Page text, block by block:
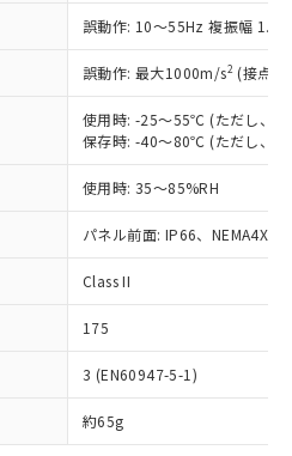
誤動作: 10～55Hz 複振幅
誤動作: 最大1000m/s2 (接点
使用時: -25～55℃ (ただし、氷
保存時: -40～80℃ (ただし、氷
使用時: 35～85%RH
パネル前面: IP66、NEMA4X,
Class II
175
3 (EN60947-5-1)
約65g
新日時点での社内デー
されるものであり、閲
での実際の在庫および標
なる場合があることをご
況および標準価格はお客
、またはお客様担当のオ
器販売店・当社販売員に
機器販売店や当社販売拠
ットワーク
」をご確認
標準価格結果を当社の
第三者に漏洩または開
願いします。
能（部品リスト作成サー
いただくには、I-Web
登録されている必要が
銀(Hg) 1000ppm以下、 カド
以下、ポリ臭化ビフェニル
ポリ臭化ジフェニルエーテル類
タル酸ビス(2-エチルヘキシ
1000ppm以下、フタル酸ブチ
以下、フタル酸ジブチル
、フタル酸ジイソブチル
監視および制御機器に対する
質については閾値を超える意
認しています。
状況などにより、予定
あります。
値 (GB/T26572)：
銀) : 1000ppm、 Cd(カドミウ
、 PBBs(ポリ臭化ビフェ
ポリ臭化ジフェニルエーテ
チルヘキシル)) : 1000ppm
限
物質）のすべてが基
を示します。
状況下において有害物
、環境に深刻な影響を
味します。
物等」という）を輸出
の提供する場合は、日本
許可(または役務取引許
などの必要な手続きを
物を破棄する場合は、完
など、違法に輸出されな
段を講じます。
品を、核兵器、ミサイ
、生物兵器またはその他
れらの製造装置等に一切
ん。
製品を第三者に販売する
2および3の内容を当
知します。また当社は、
販売に係わる関係者が違
それがある場合は、取
ません。
上の在庫あり
は満たないが在庫あり
(最新の在庫状況につ
お客様のお取引先、ま
担当のオムロン制御
店・当社販売員にご確
)
機種、また在庫状況の
していない機種